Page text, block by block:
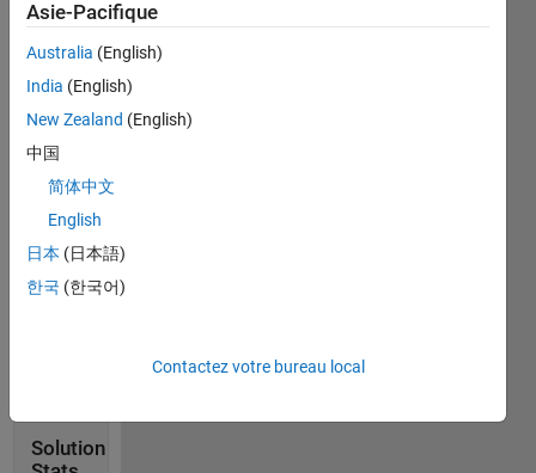
function
logic(x)
will
return
value
according
to
logic
in
problem
Solution
Asie-Pacifique
Australia (English)
India (English)
New Zealand (English)
中国
简体中文
English
日本 (日本語)
한국 (한국어)
Contactez votre bureau local